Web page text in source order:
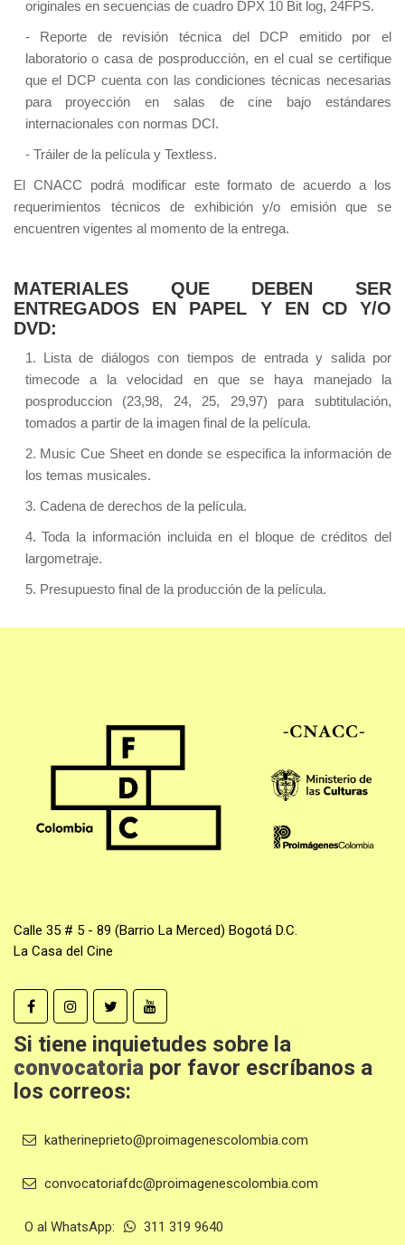
originales en secuencias de cuadro DPX 10 Bit log, 24FPS.
- Reporte de revisión técnica del DCP emitido por el
laboratorio o casa de posproducción, en el cual se certifique
que el DCP cuenta con las condiciones técnicas necesarias
para proyección en salas de cine bajo estándares
internacionales con normas DCI.
- Tráiler de la película y Textless.
El CNACC podrá modificar este formato de acuerdo a los
requerimientos técnicos de exhibición y/o emisión que se
encuentren vigentes al momento de la entrega.
MATERIALES QUE DEBEN SER
ENTREGADOS EN PAPEL Y EN CD Y/O
DVD:
1. Lista de diálogos con tiempos de entrada y salida por
timecode a la velocidad en que se haya manejado la
posproduccion (23,98, 24, 25, 29,97) para subtitulación,
tomados a partir de la imagen final de la película.
2. Music Cue Sheet en donde se especifica la información de
los temas musicales.
3. Cadena de derechos de la película.
4. Toda la información incluida en el bloque de créditos del
largometraje.
5. Presupuesto final de la producción de la película.
Calle 35 # 5 - 89 (Barrio La Merced) Bogotá D.C.
La Casa del Cine
Si tiene inquietudes sobre la
convocatoria por favor escríbanos a
los correos:
katherineprieto@proimagenescolombia.com
convocatoriafdc@proimagenescolombia.com
O al WhatsApp: 311 319 9640